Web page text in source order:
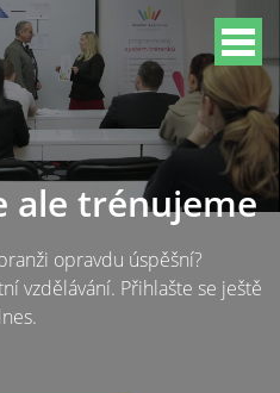
ale trénujeme
opravdu úspěšní?
vzdělávání. Přihlašte se ještě